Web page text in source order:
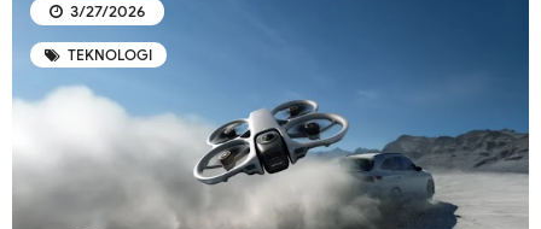
TEKNOLOGI
3/27/2026